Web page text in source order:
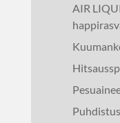
AIR